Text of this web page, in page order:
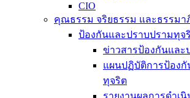
CIO
คุณธรรม จริยธรรม และธรรมา
ป้องกันและปราบปรามทุจ
ข่าวสารป้องกันและ
แผนปฏิบัติการป้องกั
ทุจริต
รายงานผลการดำเ